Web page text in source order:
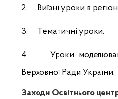
2. Виїзні уроки в
3. Тематичні уроки.
4.
Уроки
Верховної Ради України.
Заходи Освітнього